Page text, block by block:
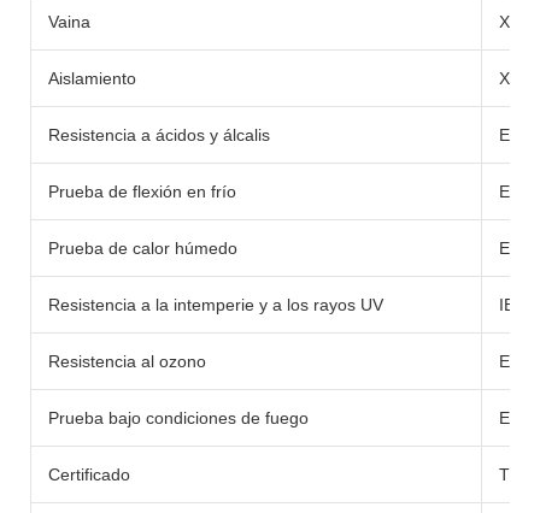
Vaina
Aislamiento
Resistencia a ácidos y álcalis
Prueba de flexión en frío
Prueba de calor húmedo
Resistencia a la intemperie y a los rayos UV IEC
Resistencia al ozono
Prueba bajo condiciones de fuego
Certificado TUV